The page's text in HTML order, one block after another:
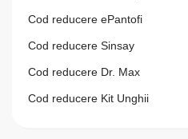
Cod reducere ePantofi
Cod reducere Sinsay
Cod reducere Dr. Max
Cod reducere Kit Unghii